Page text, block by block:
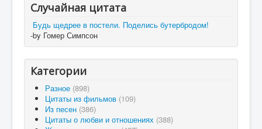
Случайная цитата
Будь щедрее в постели. Поделись бутербродом!
-by Гомер Симпсон
Категории
Разное (898)
Цитаты из фильмов (109)
Из песен (386)
Цитаты о любви и отношениях (388)